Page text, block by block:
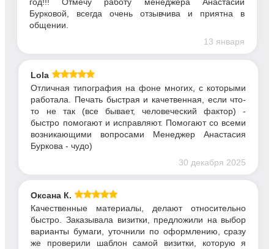
Бурковой, всегда очень отзывчива и приятна в
общении.
13 января
Lola
Отличная типография на фоне многих, с которыми
работала. Печать быстрая и качетвенная, если что-
то не так (все бывает, человеческий фактор) -
быстро помогают и исправляют. Помогают со всеми
возникающими вопросами Менеджер Анастасия
Буркова - чудо)
30 декабря 2025
Оксана К.
Качественные материалы, делают относительно
быстро. Заказывала визитки, предложили на выбор
варианты бумаги, уточнили по оформлению, сразу
же проверили шаблон самой визитки, которую я